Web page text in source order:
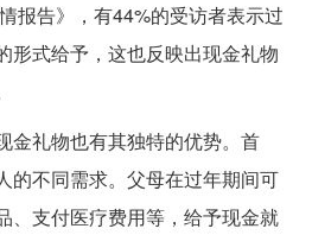
报告》，有44%的受访者表示过
形式给予，这也反映出现金礼物
金礼物也有其独特的优势。首
的不同需求。父母在过年期间可
、支付医疗费用等，给予现金就